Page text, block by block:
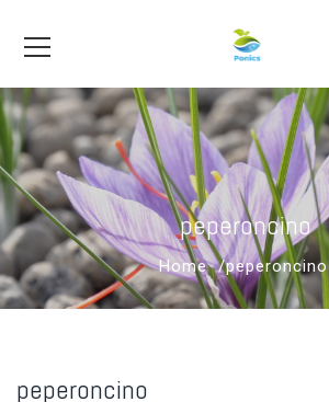
peperoncino
Home peperoncino
peperoncino